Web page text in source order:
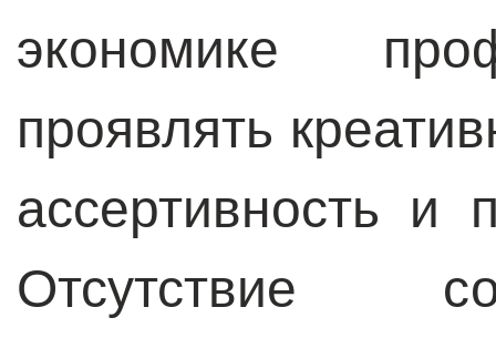
экономике
проявлять
ассертивность и
Отсутствие